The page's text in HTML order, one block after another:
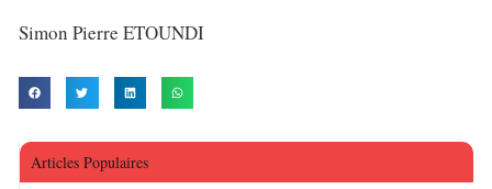
Simon Pierre ETOUNDI
Articles Populaires